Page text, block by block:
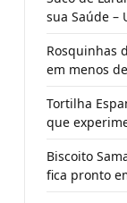
sua Saúde –
Rosquinhas
em menos
Tortilha
que
Biscoito
fica pronto